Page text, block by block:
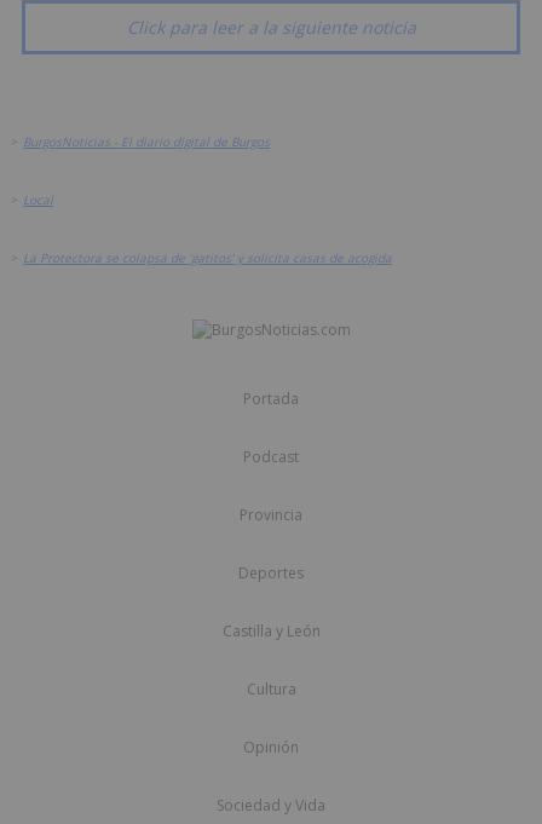
Click para leer a la siguiente noticia
> BurgosNoticias - El diario digital de Burgos
> Local
> La Protectora se colapsa de ‘gatitos’ y solicita casas de acogida
Portada
Podcast
Provincia
Deportes
Castilla y León
Cultura
Opinión
Sociedad y Vida